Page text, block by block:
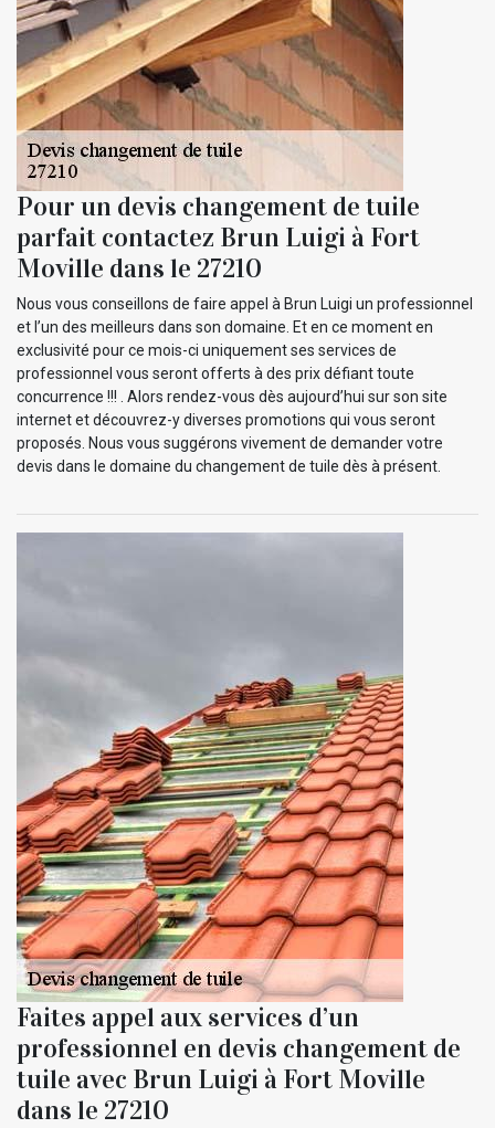
Pour un devis changement de tuile
parfait contactez Brun Luigi à Fort
Moville dans le 27210
Nous vous conseillons de faire appel à Brun Luigi un professionnel
et l’un des meilleurs dans son domaine. Et en ce moment en
exclusivité pour ce mois-ci uniquement ses services de
professionnel vous seront offerts à des prix défiant toute
concurrence !!! . Alors rendez-vous dès aujourd’hui sur son site
internet et découvrez-y diverses promotions qui vous seront
proposés. Nous vous suggérons vivement de demander votre
devis dans le domaine du changement de tuile dès à présent.
Faites appel aux services d’un
professionnel en devis changement de
tuile avec Brun Luigi à Fort Moville
dans le 27210